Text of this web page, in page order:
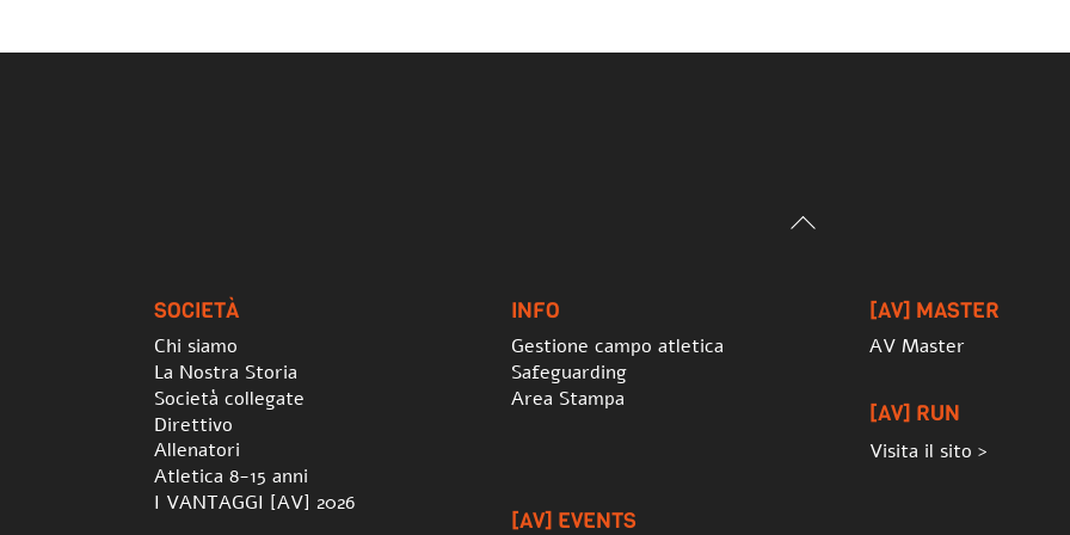
Back
SOCIETÀ
Chi siamo
La Nostra Storia
Società collegate
Direttivo
Allenatori
Atletica 8-15 anni
I VANTAGGI [AV] 2026
INFO
Gestione campo atletica
Safeguarding
Area Stampa
[AV] MASTER
AV Master
[AV] RUN
Visita il sito >
[AV] EVENTS